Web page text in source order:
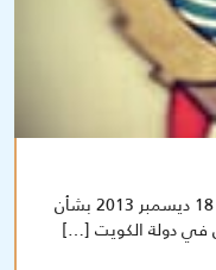
اصدر مجلس الوزراء قراره رقم 1551 بتاريخ 18 ديسمبر 2013 بشأن
في دولة الكويت […]